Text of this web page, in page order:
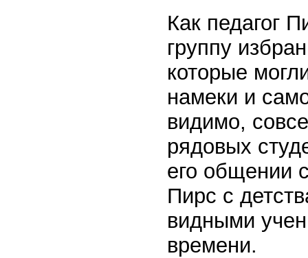
Как педагог
группу
которые
намеки и
видимо,
рядовых
его общении
Пирс с
видными
времени.